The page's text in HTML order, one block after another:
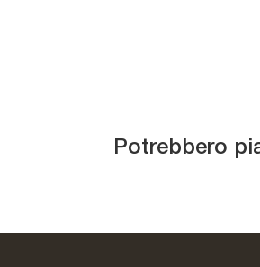
Potrebbero
Zero 16